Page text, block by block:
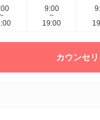
~
9:00
~
19:00
カウンセ